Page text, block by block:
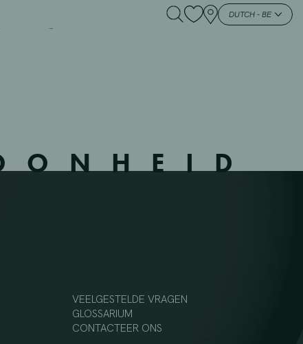
DUTCH - BE
– 113706
VEELGESTELDE VRAGEN
GLOSSARIUM
CONTACTEER ONS